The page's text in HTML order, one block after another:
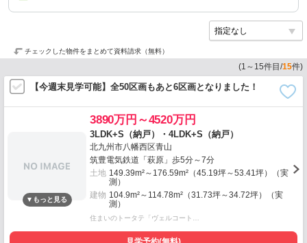
チェックした物件をまとめて資料請求（無料）
(1 ～ 15件目/15件)
【今週末見学可能】全50区画もあと6区画となりました！
3890万円～4520万円
3LDK+S（納戸）・4LDK+S（納戸）
北九州市八幡西区青山
筑豊電気鉄道「萩原」歩5分～7分
土地 149.39m²～176.59m²（45.19坪～53.41坪）（実
測）
建物 104.9m²～114.78m²（31.73坪～34.72坪）（実
測）
住まいのトータテ「ヴェルコート…